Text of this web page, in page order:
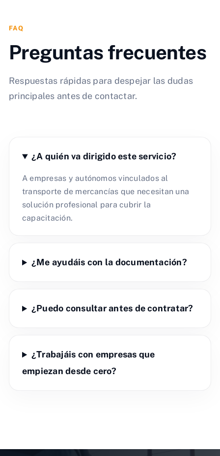
FAQ
Preguntas frecuentes
Respuestas rápidas para despejar las dudas
principales antes de contactar.
¿A quién va dirigido este servicio?
A empresas y autónomos vinculados al
transporte de mercancías que necesitan una
solución profesional para cubrir la
capacitación.
¿Me ayudáis con la documentación?
¿Puedo consultar antes de contratar?
¿Trabajáis con empresas que
empiezan desde cero?